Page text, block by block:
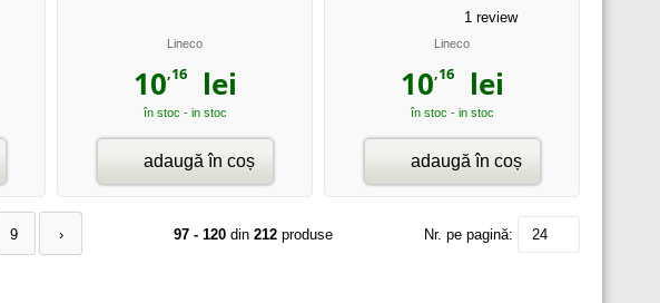
Lineco
10,16lei
în stoc - in stoc
adaugă în coș
1 review
Lineco
10,16lei
în stoc - in stoc
adaugă în coș
9 › 97 - 120 din 212 produse Nr. pe pagină: 24